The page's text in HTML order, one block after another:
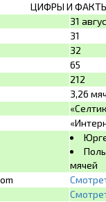
ЦИФРЫ И
31
31
32
65
212
3,26
мячей